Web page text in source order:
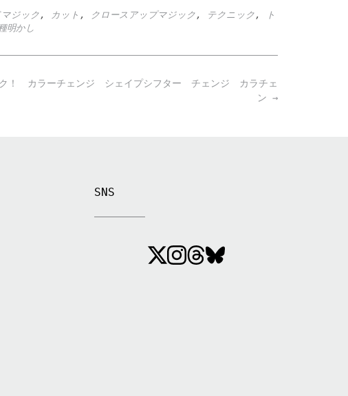
マジック, カット , クロースアップマジック , テクニック ,
ト
明かし
ク！ カラーチェンジ シェイプシフター チェンジ カラチェ
ン →
SNS